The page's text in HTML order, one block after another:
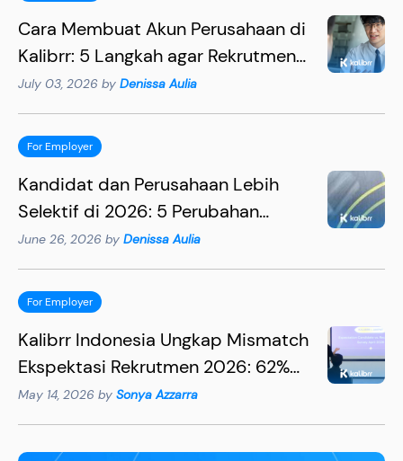
Cara Membuat Akun Perusahaan di
Kalibrr: 5 Langkah agar Rekrutmen
Lebih Efektif
July 03, 2026 by Denissa Aulia
For Employer
Kandidat dan Perusahaan Lebih
Selektif di 2026: 5 Perubahan
Penting yang Wajib Dipahami HR
June 26, 2026 by Denissa Aulia
For Employer
Kalibrr Indonesia Ungkap Mismatch
Ekspektasi Rekrutmen 2026: 62%
Rekruter Mengira Kandidat
Utamakan Gaji
May 14, 2026 by Sonya Azzarra